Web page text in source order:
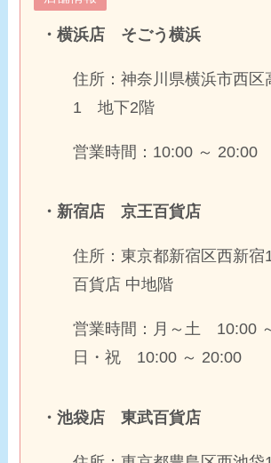
・横浜店 そごう横浜
住所：神奈川県横浜市西区
1 地下2階
営業時間：10:00 ～ 20:00
・新宿店 京王百貨店
住所：東京都新宿区西新宿
百貨店 中地階
営業時間：月～土 10:00
日・祝 10:00 ～ 20:00
・ 池袋店 東武百貨店